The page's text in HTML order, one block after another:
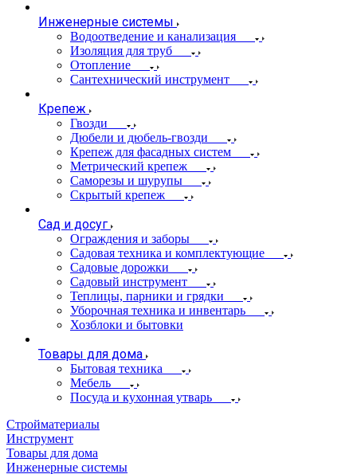
Инженерные системы
Водоотведение и канализация
Изоляция для труб
Отопление
Сантехнический инструмент
Крепеж
Гвозди
Дюбели и дюбель-гвозди
Крепеж для фасадных систем
Метрический крепеж
Саморезы и шурупы
Скрытый крепеж
Сад и досуг
Ограждения и заборы
Садовая техника и комплектующие
Садовые дорожки
Садовый инструмент
Теплицы, парники и грядки
Уборочная техника и инвентарь
Хозблоки и бытовки
Товары для дома
Бытовая техника
Мебель
Посуда и кухонная утварь
Стройматериалы
Инструмент
Товары для дома
Инженерные системы